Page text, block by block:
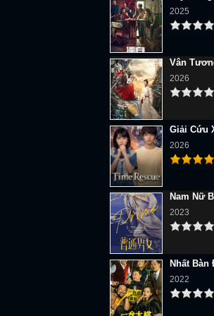
2025
Vân
2026
Giải Cứu
2026
Nam Nữ
2023
Nhất Bàn
2022